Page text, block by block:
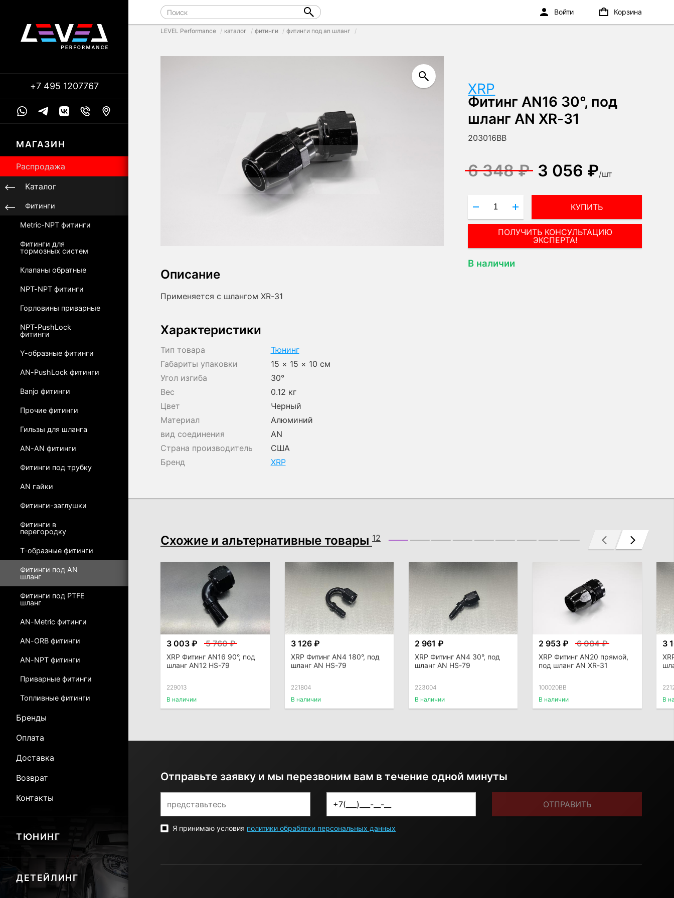
LEVEL Performance каталог фитинги фитинги под an шланг
XRP
Фитинг AN16 30°, под
шланг AN XR-31
203016BB
6 348 ₽ 3 056 ₽/шт
КУПИТЬ
В наличии
Описание
Применяется с шлангом XR-31
Характеристики
Тип товара
Тюнинг
Габариты упаковки
15 × 15 × 10 см
Угол изгиба
30°
Вес
0.12 кг
Цвет
Черный
Материал
Алюминий
вид соединения
AN
Страна производитель
США
Бренд
XRP
Схожие и альтернативные товары 12
3 003 ₽ 5 760 ₽
XRP Фитинг AN16 90°, под
шланг AN12 HS-79
229013
В наличии
3 126 ₽
XRP Фитинг AN4 180°, под
шланг AN HS-79
221804
В наличии
2 961 ₽
XRP Фитинг AN4 30°, под
шланг AN HS-79
223004
В наличии
2 953 ₽ 6 084 ₽
XRP Фитинг AN20 прямой,
под шланг AN XR-31
100020BB
В наличии
3
В
Отправьте заявку и мы перезвоним вам в течение одной минуты
ОТПРАВИТЬ
Я принимаю условия политики обработки персональных данных
+7 495 1207767
МАГАЗИН
Распродажа
Каталог
Фитинги
Metric-NPT фитинги
Фитинги для
тормозных систем
Клапаны обратные
NPT-NPT фитинги
Горловины приварные
NPT-PushLock
фитинги
Y-образные фитинги
AN-PushLock фитинги
Banjo фитинги
Прочие фитинги
Гильзы для шланга
AN-AN фитинги
Фитинги под трубку
AN гайки
Фитинги-заглушки
Фитинги в
перегородку
Т-образные фитинги
Фитинги под AN
шланг
Фитинги под PTFE
шланг
AN-Metric фитинги
AN-ORB фитинги
AN-NPT фитинги
Приварные фитинги
Топливные фитинги
Бренды
Оплата
Доставка
Возврат
Контакты
ТЮНИНГ
ДЕТЕЙЛИНГ
Войти Корзина